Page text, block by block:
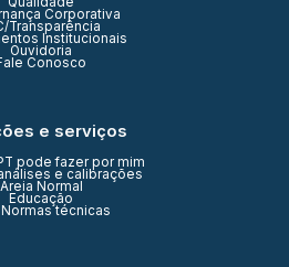
Corporativa
Transparência
Institucionais
Ouvidoria
Conosco
e serviços
pode fazer por mim
e calibrações
Areia Normal
Educação
Normas técnicas